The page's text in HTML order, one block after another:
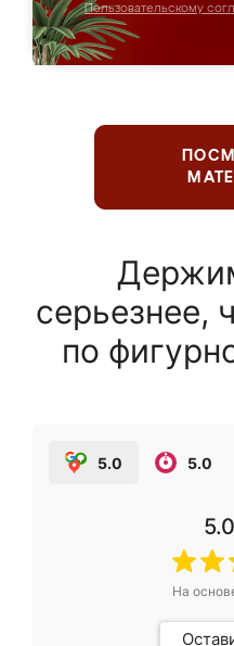
Пользовательскому
серьезнее,
по
5.0 5.0
5.0
На